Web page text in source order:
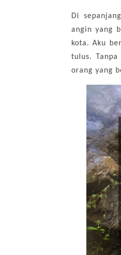
Di
angin yang
kota. Aku
tulus.
orang yang